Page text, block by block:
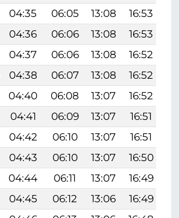
04:35 06:05 13:08 16:53
04:36 06:06 13:08 16:53
04:37 06:06 13:08 16:52
04:38 06:07 13:08 16:52
04:40 06:08 13:07 16:52
04:41 06:09 13:07 16:51
04:42 06:10 13:07 16:51
04:43 06:10 13:07 16:50
04:44 06:11 13:07 16:49
04:45 06:12 13:06 16:49